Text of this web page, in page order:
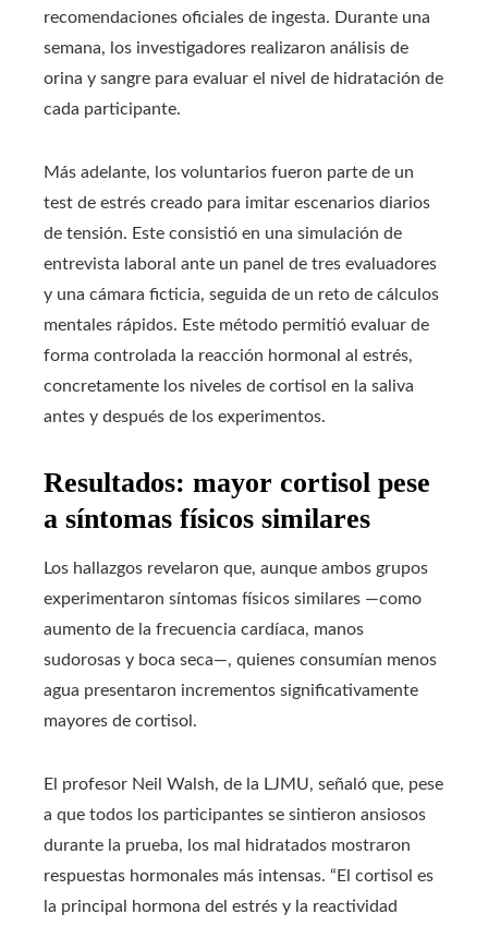
recomendaciones oficiales de ingesta. Durante una
semana, los investigadores realizaron análisis de
orina y sangre para evaluar el nivel de hidratación de
cada participante.
Más adelante, los voluntarios fueron parte de un
test de estrés creado para imitar escenarios diarios
de tensión. Este consistió en una simulación de
entrevista laboral ante un panel de tres evaluadores
y una cámara ficticia, seguida de un reto de cálculos
mentales rápidos. Este método permitió evaluar de
forma controlada la reacción hormonal al estrés,
concretamente los niveles de cortisol en la saliva
antes y después de los experimentos.
Resultados: mayor cortisol pese
a síntomas físicos similares
Los hallazgos revelaron que, aunque ambos grupos
experimentaron síntomas físicos similares —como
aumento de la frecuencia cardíaca, manos
sudorosas y boca seca—, quienes consumían menos
agua presentaron incrementos significativamente
mayores de cortisol.
El profesor Neil Walsh, de la LJMU, señaló que, pese
a que todos los participantes se sintieron ansiosos
durante la prueba, los mal hidratados mostraron
respuestas hormonales más intensas. “El cortisol es
la principal hormona del estrés y la reactividad